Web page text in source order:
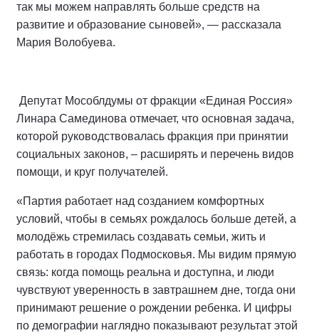
так мы можем направлять больше средств на
развитие и образование сыновей», — рассказала
Мария Волобуева.
Депутат Мособлдумы от фракции «Единая Россия»
Линара Самединова отмечает, что основная задача,
которой руководствовалась фракция при принятии
социальных законов, – расширять и перечень видов
помощи, и круг получателей.
«Партия работает над созданием комфортных
условий, чтобы в семьях рождалось больше детей, а
молодёжь стремилась создавать семьи, жить и
работать в городах Подмосковья. Мы видим прямую
связь: когда помощь реальна и доступна, и люди
чувствуют уверенность в завтрашнем дне, тогда они
принимают решение о рождении ребенка. И цифры
по демографии наглядно показывают результат этой